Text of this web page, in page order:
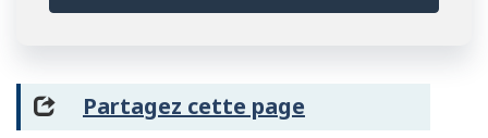
Partagez cette page